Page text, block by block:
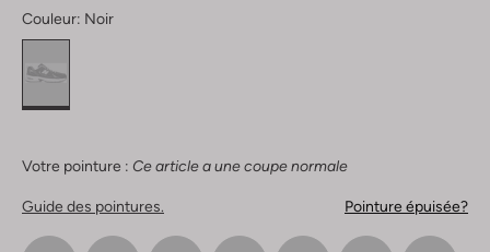
Couleur: Noir
Votre pointure : Ce article a une coupe normale
Guide des pointures. Pointure épuisée?